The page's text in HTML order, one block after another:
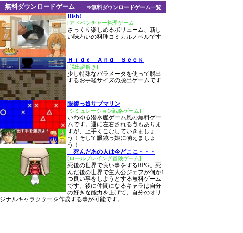
⇒無料ダウンロードゲーム一覧
無料ダウンロードゲーム
Dish!
[アドベンチャー料理ゲーム]
さっくり楽しめるボリューム、新し
い味わいの料理コミカルノベルです
Ｈｉｄｅ Ａｎｄ Ｓｅｅｋ
[脱出謎解き]
少し特殊なパラメータを使って脱出
するお手軽サイズの脱出ゲームです
眼鏡っ娘サブマリン
[シミュレーション戦略ゲーム]
いわゆる潜水艦ゲーム風の無料ゲー
ムです。運に左右される点もありま
すが、上手くこなしていきましょ
う！そして眼鏡っ娘に萌えましょ
う！
死んだあの人は今どこに・・・
[ロールプレイング冒険ゲーム]
死後の世界で良い事をするRPG。死
んだ後の世界で主人公ジェフが何か1
つ良い事をしようとする無料ゲーム
です。後に仲間になるキャラは自分
の好きな能力を上げて、自分のオリ
ジナルキャラクターを作成する事が可能です。